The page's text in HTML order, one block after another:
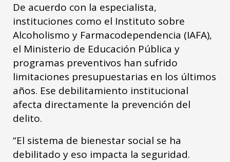
De acuerdo con la especialista,
instituciones como el Instituto sobre
Alcoholismo y Farmacodependencia (IAFA),
el Ministerio de Educación Pública y
programas preventivos han sufrido
limitaciones presupuestarias en los últimos
años. Ese debilitamiento institucional
afecta directamente la prevención del
delito.
“El sistema de bienestar social se ha
debilitado y eso impacta la seguridad.